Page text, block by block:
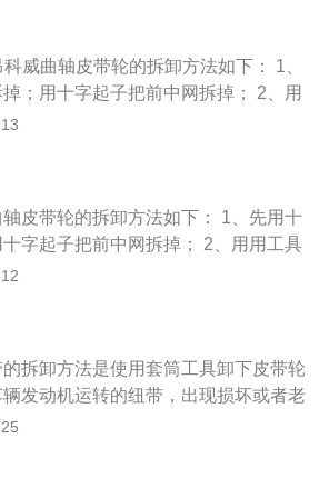
皮带轮螺栓并取下螺栓；此时皮带轮
威曲轴皮带轮的拆卸方法如下： 1、
；用十字起子把前中网拆掉； 2、用
，拆掉发电机皮带；3、用用工具松
带轮螺栓并取下螺栓；此时皮带轮应
皮带轮的拆卸方法如下： 1、先用十
字起子把前中网拆掉； 2、用用工具
发电机皮带； 3、用用工具松开空调
栓并取下螺栓；此时皮带轮应该可以
拆卸方法是使用套筒工具卸下皮带轮
发动机运转的纽带，出现损坏或者老
换。以下是正时皮带的更换步骤：
，固定住曲轴； 2、转动进排气凸轮